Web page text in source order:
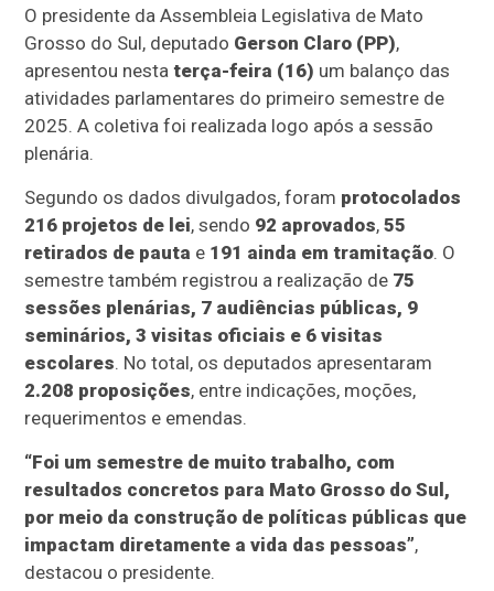
O presidente da Assembleia Legislativa de Mato
Grosso do Sul, deputado Gerson Claro (PP),
apresentou nestaterça-feira (16) um balanço das
atividades parlamentares do primeiro semestre de
2025. A coletiva foi realizada logo após a sessão
plenária.
Segundo os dados divulgados, foram protocolados
216 projetos de lei, sendo 92 aprovados,55
retirados de pauta e 191 ainda em tramitação. O
semestre também registrou a realização de 75
sessões plenárias, 7 audiências públicas, 9
seminários, 3 visitas oficiais e 6 visitas
escolares. No total, os deputados apresentaram
2.208 proposições, entre indicações, moções,
requerimentos e emendas.
“Foi um semestre de muito trabalho, com
resultados concretos para Mato Grosso do Sul,
por meio da construção de políticas públicas que
impactam diretamente a vida das pessoas”,
destacou o presidente.